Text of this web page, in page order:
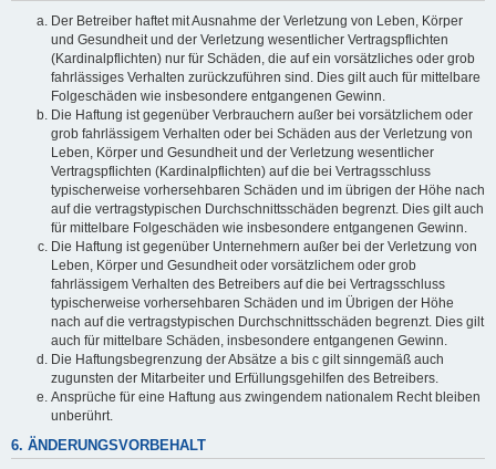
Der Betreiber haftet mit Ausnahme der Verletzung von Leben, Körper
und Gesundheit und der Verletzung wesentlicher Vertragspflichten
(Kardinalpflichten) nur für Schäden, die auf ein vorsätzliches oder grob
fahrlässiges Verhalten zurückzuführen sind. Dies gilt auch für mittelbare
Folgeschäden wie insbesondere entgangenen Gewinn.
Die Haftung ist gegenüber Verbrauchern außer bei vorsätzlichem oder
grob fahrlässigem Verhalten oder bei Schäden aus der Verletzung von
Leben, Körper und Gesundheit und der Verletzung wesentlicher
Vertragspflichten (Kardinalpflichten) auf die bei Vertragsschluss
typischerweise vorhersehbaren Schäden und im übrigen der Höhe nach
auf die vertragstypischen Durchschnittsschäden begrenzt. Dies gilt auch
für mittelbare Folgeschäden wie insbesondere entgangenen Gewinn.
Die Haftung ist gegenüber Unternehmern außer bei der Verletzung von
Leben, Körper und Gesundheit oder vorsätzlichem oder grob
fahrlässigem Verhalten des Betreibers auf die bei Vertragsschluss
typischerweise vorhersehbaren Schäden und im Übrigen der Höhe
nach auf die vertragstypischen Durchschnittsschäden begrenzt. Dies gilt
auch für mittelbare Schäden, insbesondere entgangenen Gewinn.
Die Haftungsbegrenzung der Absätze a bis c gilt sinngemäß auch
zugunsten der Mitarbeiter und Erfüllungsgehilfen des Betreibers.
Ansprüche für eine Haftung aus zwingendem nationalem Recht bleiben
unberührt.
6. ÄNDERUNGSVORBEHALT